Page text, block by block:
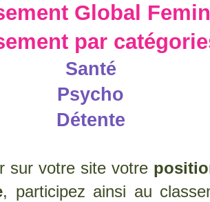
Global
par
Santé
Psycho
Détente
sur votre site votre
, participez ainsi au